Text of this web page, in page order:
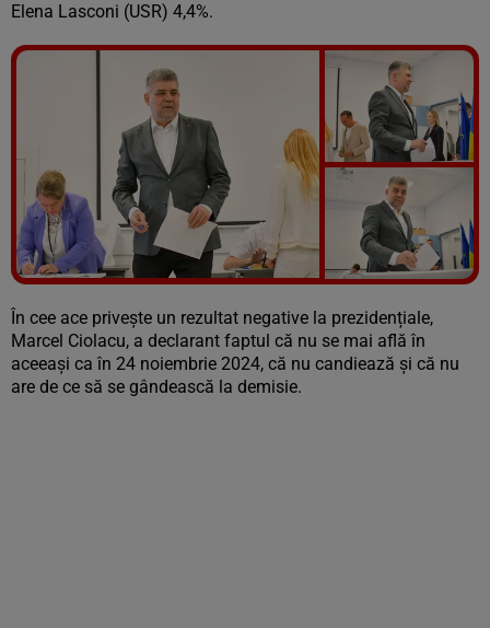
Elena Lasconi (USR) 4,4%.
Vezi galeria foto
4 poze
În cee ace privește un rezultat negative la prezidențiale,
Marcel Ciolacu, a declarant faptul că nu se mai află în
aceeași ca în 24 noiembrie 2024, că nu candiează și că nu
are de ce să se gândească la demisie.